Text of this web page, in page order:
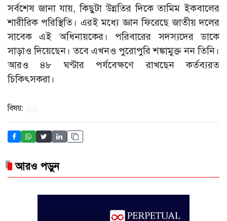
সর্বশেষ জানা যায়, কিছুটা উন্নতির দিকে তামিম ইকবালের
শারীরিক পরিস্থিতি। এরই মধ্যে জ্ঞান ফিরেছে জাতীয় দলের
সাবেক এই অধিনায়কের। পরিবারের সদস্যদের ডাকে
সাড়াও দিয়েছেন। তবে এখনও পুরোপুরি শঙ্কামুক্ত নন তিনি।
আরও ৪৮ ঘণ্টার পর্যবেক্ষণে রাখছেন কর্তব্যরত
চিকিৎসকরা।
বিষয়:
আরও পড়ুন